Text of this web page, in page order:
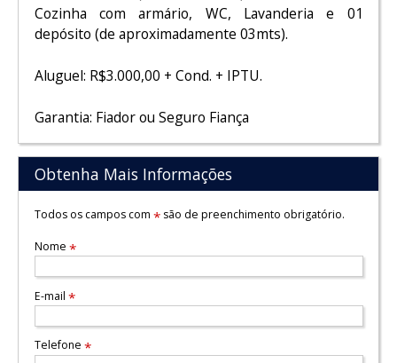
Cozinha com armário, WC, Lavanderia e 01
depósito (de aproximadamente 03mts).
Aluguel: R$3.000,00 + Cond. + IPTU.
Garantia: Fiador ou Seguro Fiança
Obtenha Mais Informações
Todos os campos com *são de preenchimento obrigatório.
Nome *
E-mail *
Telefone *